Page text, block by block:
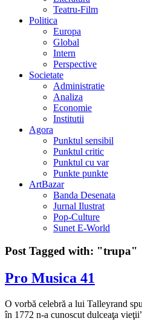
Teatru-Film
Politica
Europa
Global
Intern
Perspective
Societate
Administratie
Analiza
Economie
Institutii
Agora
Punktul sensibil
Punktul critic
Punktul cu var
Punkte punkte
ArtBazar
Banda Desenata
Jurnal Ilustrat
Pop-Culture
Sunet E-World
Post Tagged with: "trupa"
Pro Musica 41
O vorbă celebră a lui Talleyrand
în 1772 n-a cunoscut dulceaţa